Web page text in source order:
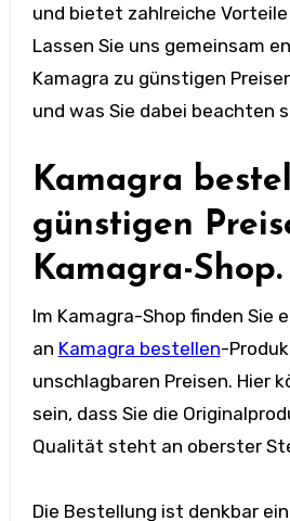
und bietet zahlreiche
Lassen Sie uns gemeinsam
Kamagra zu günstigen
und was Sie dabei beachten
Kamagra
günstigen
Kamagra-Shop.
Im Kamagra-Shop finden Sie
an Kamagra bestellen-
unschlagbaren Preisen. Hier
sein, dass Sie die
Qualität steht an oberster
Die Bestellung ist denkbar